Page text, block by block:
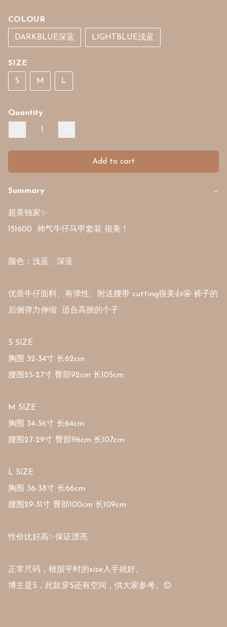
COLOUR
DARKBLUE深蓝 LIGHTBLUE浅蓝
SIZE
S M L
Quantity
Add to cart
Summary −
超美独家✨
151600  帅气牛仔马甲套装 很美！
颜色：浅蓝、深蓝
优质牛仔面料、有弹性、附送腰带 cutting很美👍🤩 裤子的
后侧弹力伸缩  适合高挑的个子
S SIZE
胸围 32-34寸 长62cm
腰围25-27寸 臀部92cm 长105cm
M SIZE
胸围 34-36寸 长64cm
腰围27-29寸 臀部96cm 长107cm
L SIZE
胸围 36-38寸 长66cm
腰围29-31寸 臀部100cm 长109cm
性价比好高✨保证漂亮
正常尺码，根据平时的size入手就好。
博主是S，此款穿S还有空间，供大家参考。😊